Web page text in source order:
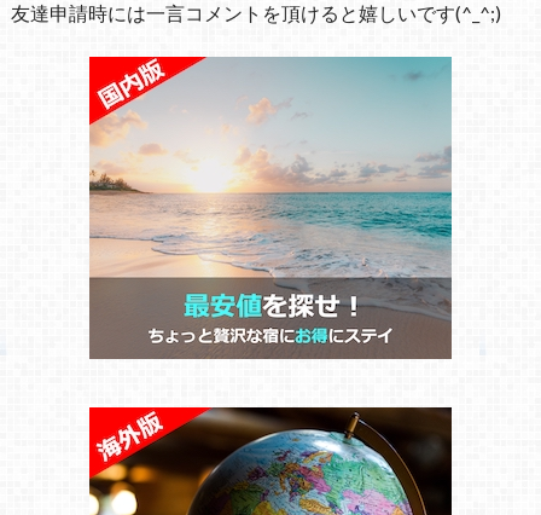
友達申請時には一言コメントを頂けると嬉しいです(^_^;)